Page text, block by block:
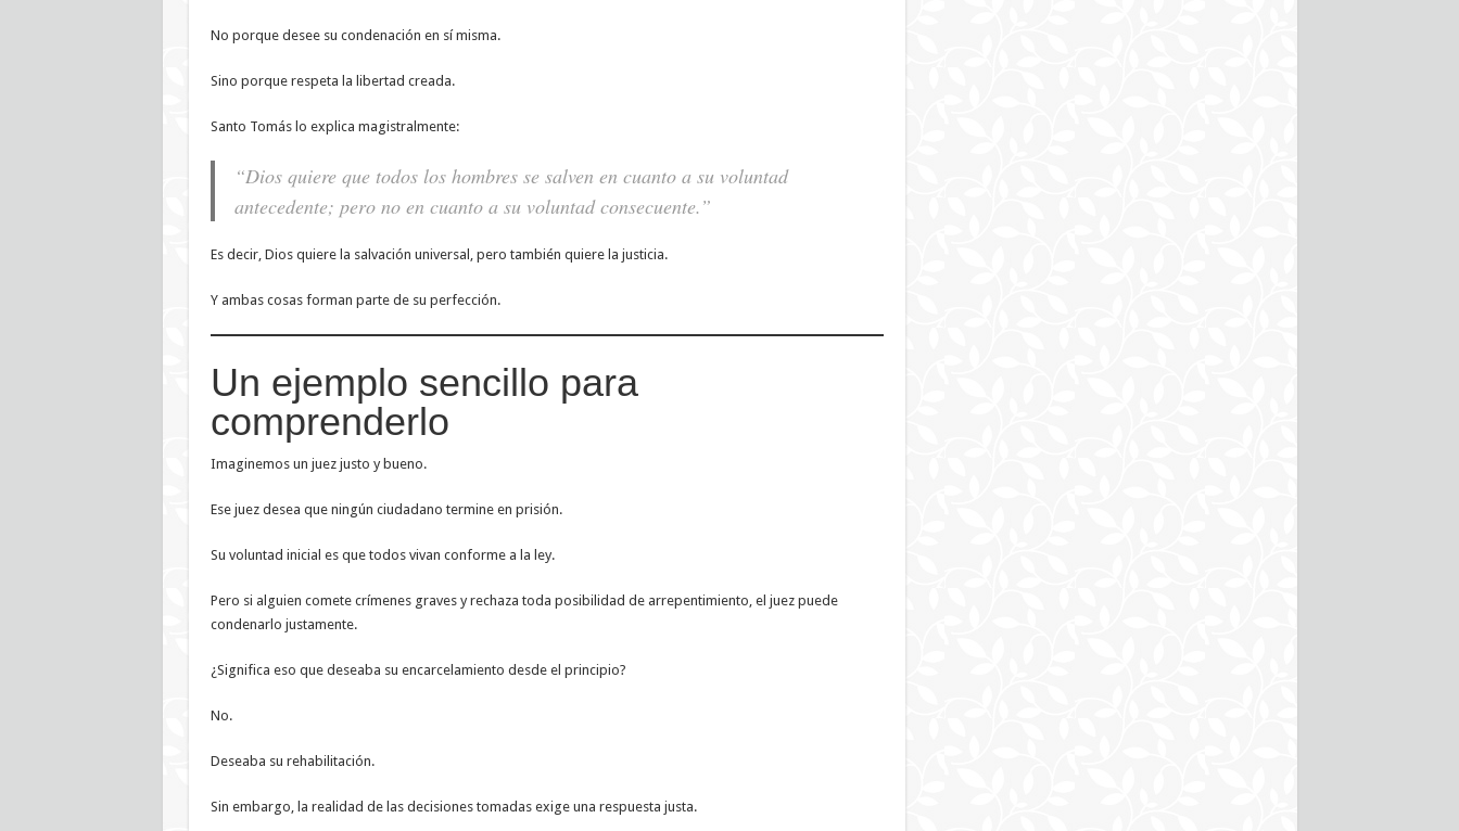
No porque desee su condenación en sí misma.
Sino porque respeta la libertad creada.
Santo Tomás lo explica magistralmente:
“Dios quiere que todos los hombres se salven en cuanto a su voluntad
antecedente; pero no en cuanto a su voluntad consecuente.”
Es decir, Dios quiere la salvación universal, pero también quiere la justicia.
Y ambas cosas forman parte de su perfección.
Un ejemplo sencillo para
comprenderlo
Imaginemos un juez justo y bueno.
Ese juez desea que ningún ciudadano termine en prisión.
Su voluntad inicial es que todos vivan conforme a la ley.
Pero si alguien comete crímenes graves y rechaza toda posibilidad de arrepentimiento, el juez puede
condenarlo justamente.
¿Significa eso que deseaba su encarcelamiento desde el principio?
No.
Deseaba su rehabilitación.
Sin embargo, la realidad de las decisiones tomadas exige una respuesta justa.